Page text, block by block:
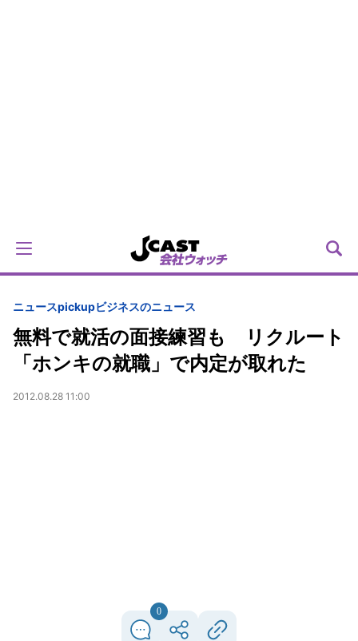
ニュースpickupビジネスのニュース
無料で就活の面接練習も リクルート
「ホンキの就職」で内定が取れた
2012.08.28 11:00
0